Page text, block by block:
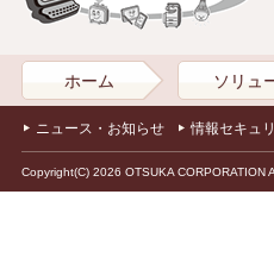
ホーム ソリュ
ニュース・お知らせ 情報セキュ
Copyright(C) 2026 OTSUKA CORPORATION